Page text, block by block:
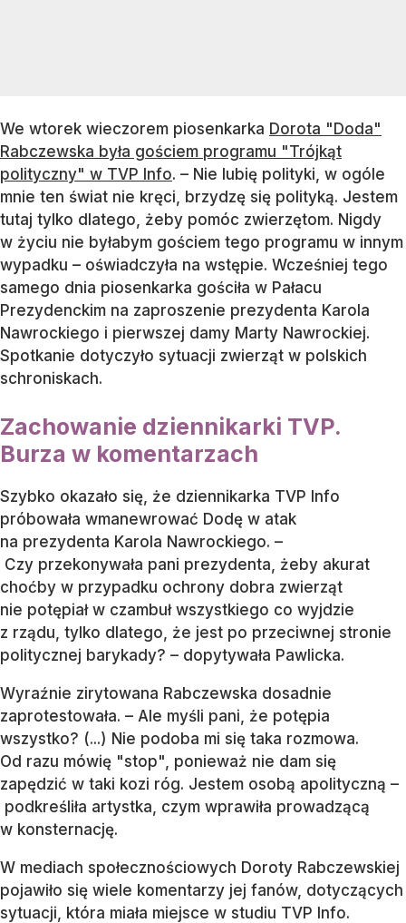
We wtorek wieczorem piosenkarka Dorota "Doda"
Rabczewska była gościem programu "Trójkąt
polityczny" w TVP Info. – Nie lubię polityki, w ogóle
mnie ten świat nie kręci, brzydzę się polityką. Jestem
tutaj tylko dlatego, żeby pomóc zwierzętom. Nigdy
w życiu nie byłabym gościem tego programu w innym
wypadku – oświadczyła na wstępie. Wcześniej tego
samego dnia piosenkarka gościła w Pałacu
Prezydenckim na zaproszenie prezydenta Karola
Nawrockiego i pierwszej damy Marty Nawrockiej.
Spotkanie dotyczyło sytuacji zwierząt w polskich
schroniskach.
Zachowanie dziennikarki TVP.
Burza w komentarzach
Szybko okazało się, że dziennikarka TVP Info
próbowała wmanewrować Dodę w atak
na prezydenta Karola Nawrockiego. –
Czy przekonywała pani prezydenta, żeby akurat
choćby w przypadku ochrony dobra zwierząt
nie potępiał w czambuł wszystkiego co wyjdzie
z rządu, tylko dlatego, że jest po przeciwnej stronie
politycznej barykady? – dopytywała Pawlicka.
Wyraźnie zirytowana Rabczewska dosadnie
zaprotestowała. – Ale myśli pani, że potępia
wszystko? (...) Nie podoba mi się taka rozmowa.
Od razu mówię "stop", ponieważ nie dam się
zapędzić w taki kozi róg. Jestem osobą apolityczną –
podkreśliła artystka, czym wprawiła prowadzącą
w konsternację.
W mediach społecznościowych Doroty Rabczewskiej
pojawiło się wiele komentarzy jej fanów, dotyczących
sytuacji, która miała miejsce w studiu TVP Info.